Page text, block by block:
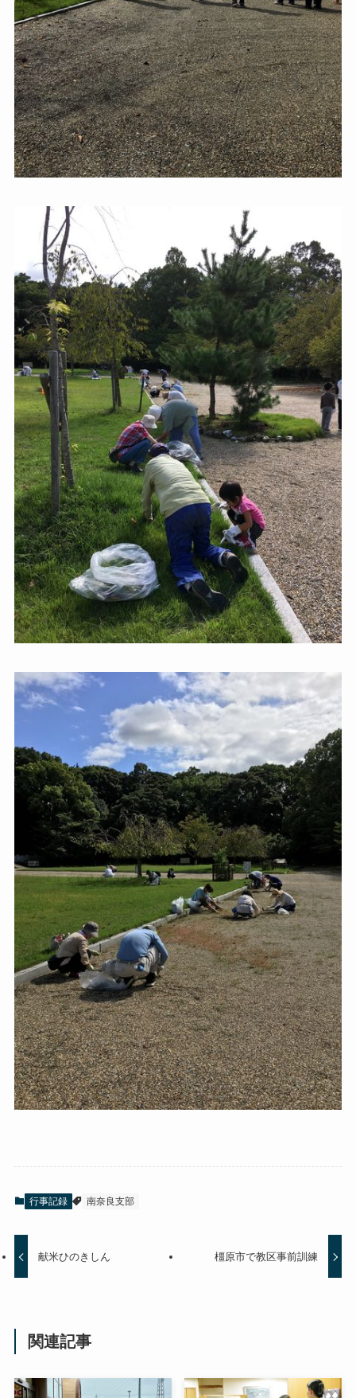
行事記録 南奈良支部
献米ひのきしん 橿原市で教区事前訓練
関連記事